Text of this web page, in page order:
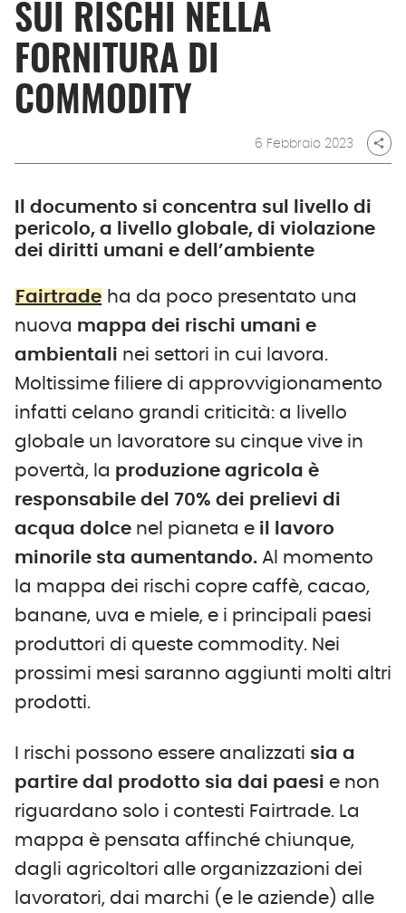
SUI RISCHI NELLA
FORNITURA DI
COMMODITY
6 Febbraio 2023 share
Il documento si concentra sul livello di
pericolo, a livello globale, di violazione
dei diritti umani e dell’ambiente
Fairtrade ha da poco presentato una
nuova mappa dei rischi umani e
ambientali nei settori in cui lavora.
Moltissime filiere di approvvigionamento
infatti celano grandi criticità: a livello
globale un lavoratore su cinque vive in
povertà, la produzione agricola è
responsabile del 70% dei prelievi di
acqua dolce nel pianeta e il lavoro
minorile sta aumentando. Al momento
la mappa dei rischi copre caffè, cacao,
banane, uva e miele, e i principali paesi
produttori di queste commodity. Nei
prossimi mesi saranno aggiunti molti altri
prodotti.
I rischi possono essere analizzati sia a
partire dal prodotto sia dai paesi e non
riguardano solo i contesti Fairtrade. La
mappa è pensata affinché chiunque,
dagli agricoltori alle organizzazioni dei
lavoratori, dai marchi (e le aziende) alle